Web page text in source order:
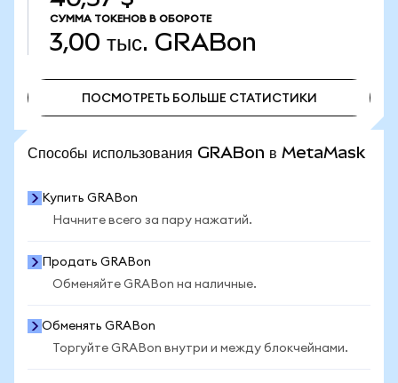
СУММА ТОКЕНОВ В ОБОРОТЕ
3,00 тыс. GRABon
ПОСМОТРЕТЬ БОЛЬШЕ СТАТИСТИКИ
Способы использования GRABon в MetaMask
Купить GRABon
Начните всего за пару нажатий.
Продать GRABon
Обменяйте GRABon на наличные.
Обменять GRABon
Торгуйте GRABon внутри и между блокчейнами.